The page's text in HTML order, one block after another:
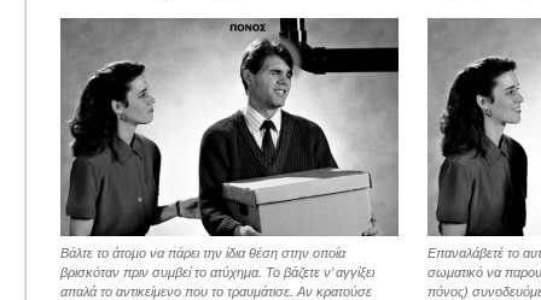
Βάλτε το άτομο να πάρει την ίδια θέση στην οποία
βρισκόταν πριν συμβεί το ατύχημα. Το βάζετε ν’ αγγίξει
απαλά το αντικείμενο που το τραυμάτισε. Αν κρατούσε
Επαναλάβετέ το
σωματικό να
πόνος)